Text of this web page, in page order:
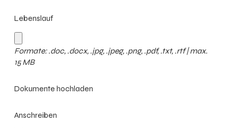
Lebenslauf
Formate: .doc, .docx, .jpg, .jpeg, .png, .pdf, .txt, .rtf | max.
15 MB
Dokumente hochladen
Anschreiben